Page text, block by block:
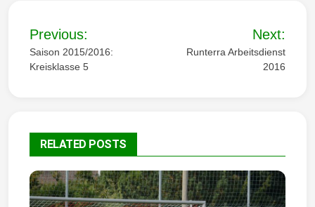
B
e
i
r
a
g
Previous:
Saison 2015/2016:
Kreisklasse 5
Next:
Runterra Arbeitsdienst
2016
RELATED POSTS